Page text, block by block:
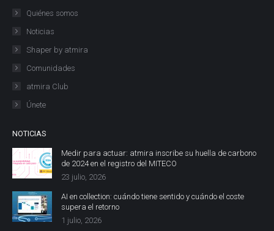
Quiénes somos
Noticias
Shaper by atmira
Comunidades
atmira Club
Únete
NOTICIAS
Medir para actuar: atmira inscribe su huella de carbono
de 2024 en el registro del MITECO
23 julio, 2026
AI en collection: cuándo tiene sentido y cuándo el coste
supera el retorno
1 julio, 2026